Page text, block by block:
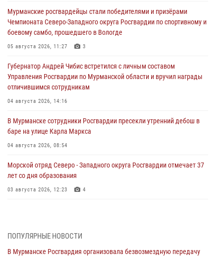
Мурманские росгвардейцы стали победителями и призёрами
Чемпионата Северо-Западного округа Росгвардии по спортивному и
боевому самбо, прошедшего в Вологде
05 августа 2026, 11:27 3
Губернатор Андрей Чибис встретился с личным составом
Управления Росгвардии по Мурманской области и вручил награды
отличившимся сотрудникам
04 августа 2026, 14:16
В Мурманске сотрудники Росгвардии пресекли утренний дебош в
баре на улице Карла Маркса
04 августа 2026, 08:54
Морской отряд Северо - Западного округа Росгвардии отмечает 37
лет со дня образования
03 августа 2026, 12:23 4
ПОПУЛЯРНЫЕ НОВОСТИ
В Мурманске Росгвардия организовала безвозмездную передачу